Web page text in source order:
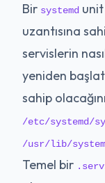
Bir systemd
uzantısına
servislerin
yeniden
sahip
/etc/systemd/
/usr/lib/
Temel bir